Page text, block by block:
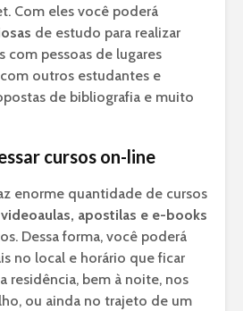
Com eles você poderá
de estudo para realizar
com pessoas de lugares
outros estudantes e
de bibliografia e muito
cursos on-line
enorme quantidade de cursos
videoaulas, apostilas e e-books
Dessa forma, você poderá
no local e horário que ficar
residência, bem à noite, nos
ou ainda no trajeto de um